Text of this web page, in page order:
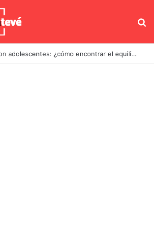
Vacaciones con adolescentes: ¿cómo encontrar el equilibrio entre libertad y supervisión?